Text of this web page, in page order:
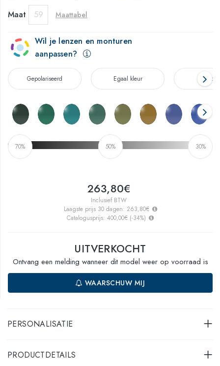
Maat 59 Maattabel
Wil je lenzen en monturen
aanpassen?
Gepolariseerd Egaal kleur Verloop
70% 50% 30%
263,80€
Inclusief BTW
Laagste prijs 30 dagen: 263,80€
Catalogusprijs: 400,00€ (-34%)
UITVERKOCHT
Ontvang een melding wanneer dit model weer op voorraad is
WAARSCHUW MIJ
PERSONALISATIE
PRODUCTDETAILS